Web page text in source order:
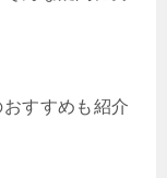
すすめも紹介